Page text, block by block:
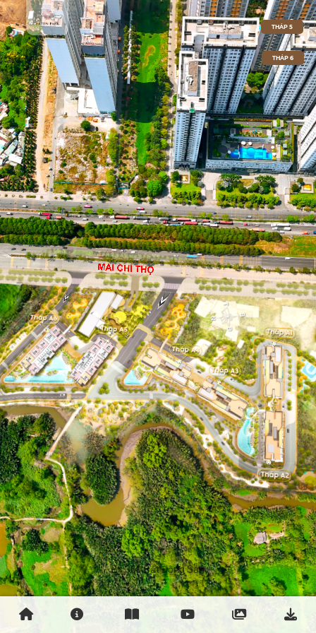
By 360 Bất Động Sản